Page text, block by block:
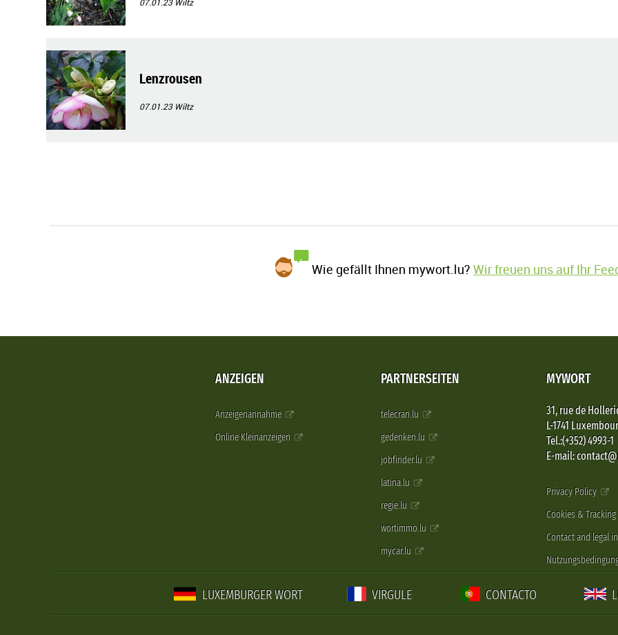
Lenzrousen
07.01.23 Wiltz
Wie gefällt Ihnen mywort.lu?Wir freuen uns auf Ihr
ANZEIGEN
Anzeigenannahme
Online Kleinanzeigen
PARTNERSEITEN
telecran.lu
gedenken.lu
jobfinder.lu
latina.lu
regie.lu
wortimmo.lu
mycar.lu
MYWORT
31, rue de
L-1741
Tel.:(+352) 4993-1
E-mail:
Privacy Policy
Cookies & Tracking
Contact and legal
LUXEMBURGER WORT VIRGULE CONTACTO